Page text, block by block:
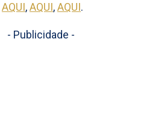
AQUI,AQUI,AQUI.
- Publicidade -